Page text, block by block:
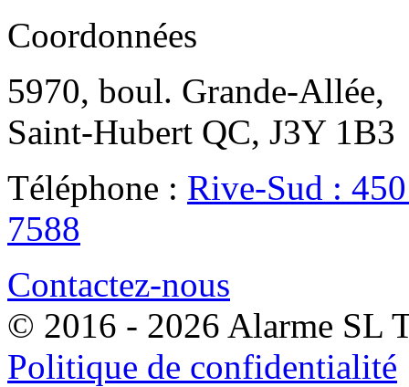
Coordonnées
5970, boul. Grande-Allée,
Saint-Hubert QC, J3Y 1B3
Téléphone : Rive-Sud :
7588
Contactez-nous
© 2016 - 2026 Alarme SL
Politique de confidentialité